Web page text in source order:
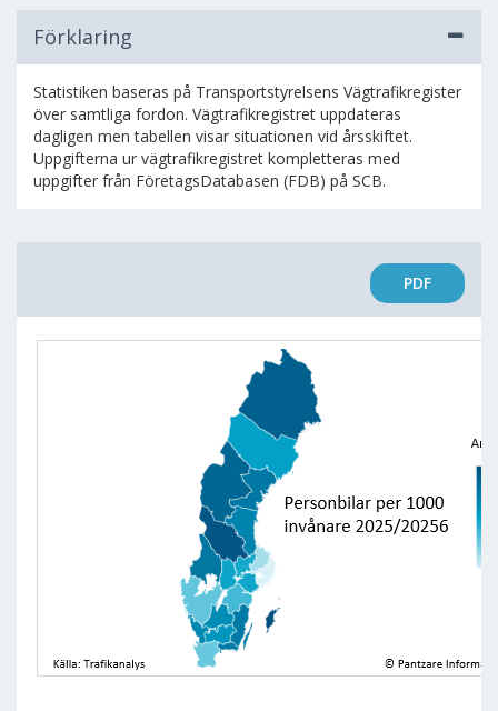
Förklaring
Statistiken baseras på Transportstyrelsens Vägtrafikregister
över samtliga fordon. Vägtrafikregistret uppdateras
dagligen men tabellen visar situationen vid årsskiftet.
Uppgifterna ur vägtrafikregistret kompletteras med
uppgifter från FöretagsDatabasen (FDB) på SCB.
PDF